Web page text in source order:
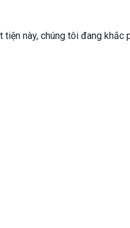
này, chúng tôi đang